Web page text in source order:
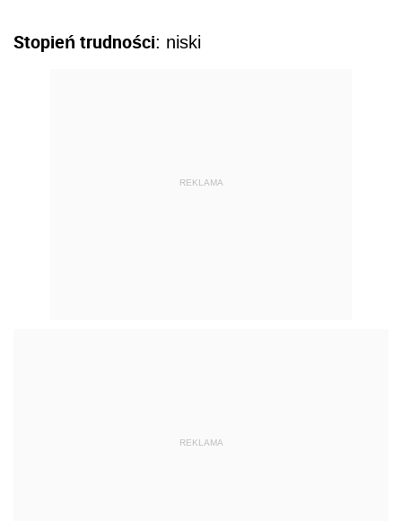
Stopień trudności: niski
REKLAMA
REKLAMA